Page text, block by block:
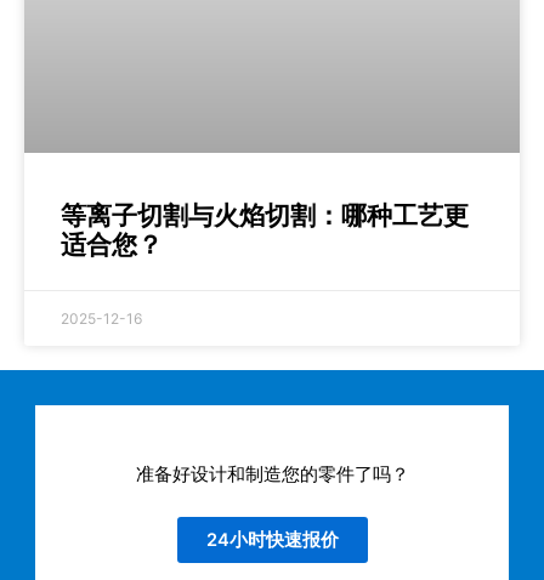
等离子切割与火焰切割：哪种工艺更
适合您？
2025-12-16
准备好设计和制造您的零件了吗？
24小时快速报价